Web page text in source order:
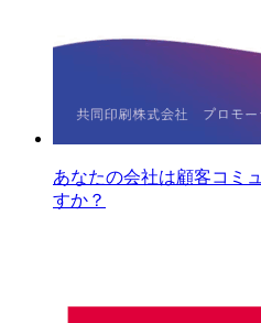
あなたの会社は顧客コミ
すか？